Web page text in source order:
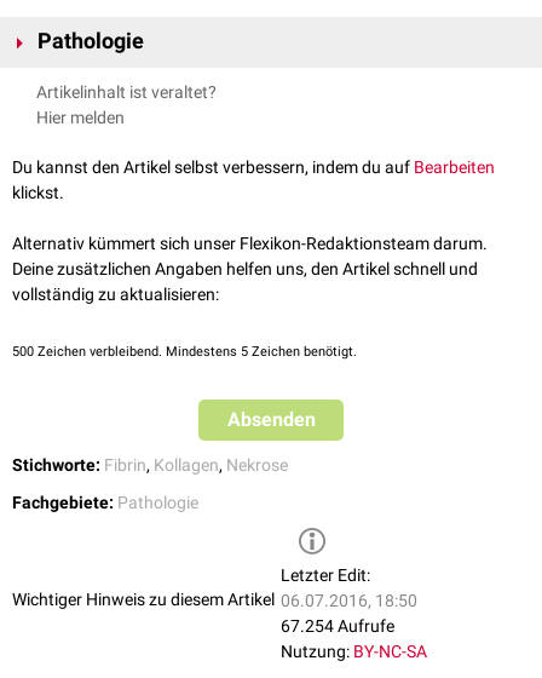
Pathologie
Fibrinoide Nekrosen finden sich im
- vor allem bei
aus
Fibrin , desintegriertenKollagenfasern , Blutplasmabestandteilen
nekrotischem Zellmaterial dar. Histologisch fällt eine ausgeprägte
Fibrinoide Nekrosen der arteriellen Gefäße treten beiHypertoniehäufiger
auf. Im Vollbild können sie zur Okklusiondes betroffenen Gefäßes führen
und einenlakunären Infarktverursachen.
Artikelinhalt ist veraltet?
Hier melden
Du kannst den Artikel selbst verbessern, indem du auf Bearbeiten
klickst.
Alternativ kümmert sich unser Flexikon-Redaktionsteam darum.
Deine zusätzlichen Angaben helfen uns, den Artikel schnell und
vollständig zu aktualisieren:
500 Zeichen verbleibend. Mindestens 5 Zeichen benötigt.
Absenden
Stichworte: Fibrin, Kollagen, Nekrose
Fachgebiete: Pathologie
Wichtiger Hinweis zu diesem Artikel
Letzter Edit:
06.07.2016, 18:50
67.254 Aufrufe
Nutzung: BY-NC-SA